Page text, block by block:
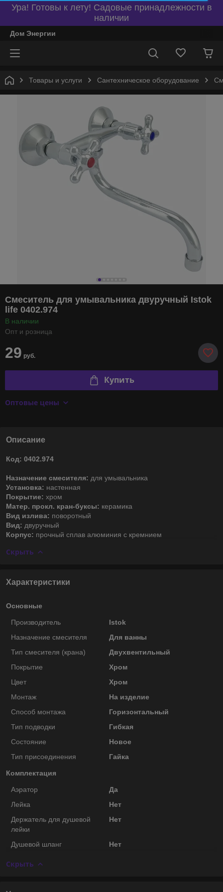
Ура! Готовы к лету! Садовые принадлежности в
наличии
Дом Энергии
Товары и услуги Сантехническое оборудование
Смеситель для умывальника двуручный Istok
life 0402.974
В наличии
Опт и розница
29 руб.
Купить
Оптовые цены
Описание
Код: 0402.974
Назначение смесителя: для умывальника
Установка: настенная
Покрытие: хром
Матер. прокл. кран-буксы: керамика
Вид излива: поворотный
Вид: двуручный
Корпус: прочный сплав алюминия с кремнием
Скрыть
Характеристики
Основные
Производитель
Istok
Назначение смесителя
Для ванны
Тип смесителя (крана)
Двухвентильный
Покрытие
Хром
Цвет
Хром
Монтаж
На изделие
Способ монтажа
Горизонтальный
Тип подводки
Гибкая
Состояние
Новое
Тип присоединения
Гайка
Комплектация
Аэратор
Да
Лейка
Нет
Держатель для душевой
лейки
Нет
Душевой шланг Нет
Скрыть